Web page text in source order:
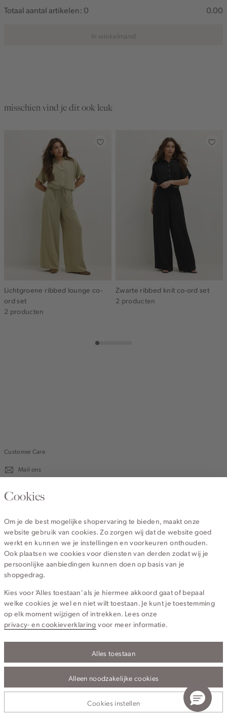
Totaal aantal artikelen: 0 0.00
In winkelmand
misschien vind je dit ook leuk
Lichtgroene ribbed lounge co-
ord set
2 producten
Zwarte ribbed knit co-ord set
2 producten
Customer Care
Mail ons
020 - 3412 670
Service
Wij zijn Cotton Club
Topcategorieën voor jou
Privacy- en cookieverklaringAlgemene Voorwaarden
© 2026 Cotton Club Alle Rechten Voorbehouden
Cookies
Om je de best mogelijke shopervaring te bieden, maakt onze
website gebruik van cookies. Zo zorgen wij dat de website goed
werkt en kunnen we je instellingen en voorkeuren onthouden.
Ook plaatsen we cookies voor diensten van derden zodat wij je
persoonlijke aanbiedingen kunnen doen op basis van je
shopgedrag.
Kies voor 'Alles toestaan' als je hiermee akkoord gaat of bepaal
welke cookies je wel en niet wilt toestaan. Je kunt je toestemming
op elk moment wijzigen of intrekken. Lees onze
privacy- en cookieverklaring voor meer informatie.
Alles toestaan
Alleen noodzakelijke cookies
Cookies instellen